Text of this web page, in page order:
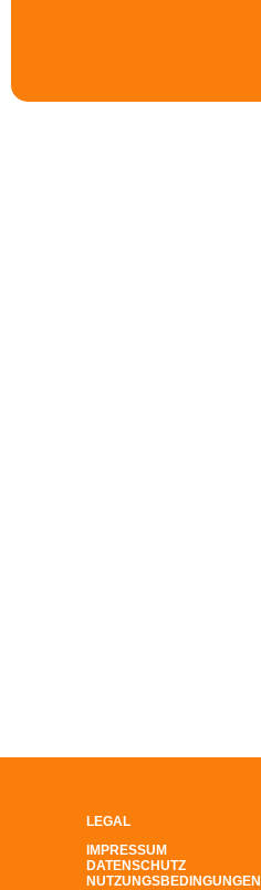
LEGAL
IMPRESSUM
DATENSCHUTZ
NUTZUNGSBEDINGUNGEN